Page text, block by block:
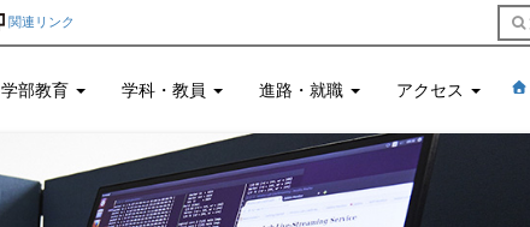
関連リンク
学部教育 学科・教員 進路・就職 アクセス